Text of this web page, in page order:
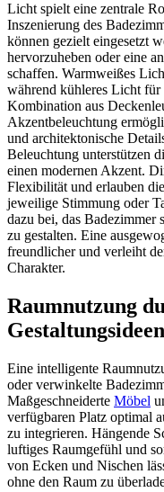
Licht spielt eine zentrale
Inszenierung des
können gezielt eingesetzt
hervorzuheben oder eine
schaffen. Warmweißes
während kühleres Licht
Kombination aus
Akzentbeleuchtung
und architektonische
Beleuchtung unterstützen
einen modernen Akzent.
Flexibilität und erlauben
jeweilige Stimmung oder
dazu bei, das Badezimmer
zu gestalten. Eine
freundlicher und verleiht
Charakter.
Raumnutzung
Gestaltungsideen
Eine intelligente
oder verwinkelte
Maßgeschneiderte Möbel
verfügbaren Platz optimal
zu integrieren. Hängende
luftiges Raumgefühl und
von Ecken und Nischen
ohne den Raum zu